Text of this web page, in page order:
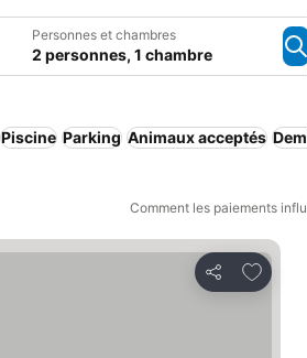
Personnes et chambres
2 personnes, 1 chambre
Piscine Parking Animaux acceptés
Comment les paiements
Partager
Ajouter